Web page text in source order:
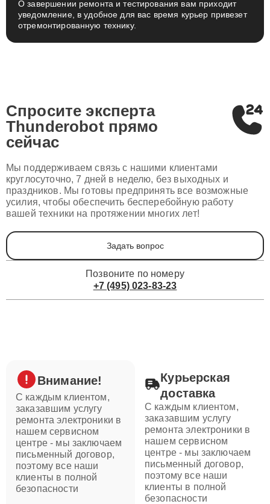
О завершении ремонта и тестирования вам приходит
уведомление, в удобное для вас время курьер привезет
отремонтированную технику.
Спросите эксперта
Thunderobot прямо
сейчас
Мы поддерживаем связь с нашими клиентами
круглосуточно, 7 дней в неделю, без выходных и
праздников. Мы готовы предпринять все возможные
усилия, чтобы обеспечить бесперебойную работу
вашей техники на протяжении многих лет!
Задать вопрос
Позвоните по номеру
+7 (495) 023-83-23
Внимание!
С каждым клиентом,
заказавшим услугу
ремонта электроники в
нашем сервисном
центре - мы заключаем
письменный договор,
поэтому все наши
клиенты в полной
безопасности
Курьерская
доставка
С каждым клиентом,
заказавшим услугу
ремонта электроники в
нашем сервисном
центре - мы заключаем
письменный договор,
поэтому все наши
клиенты в полной
безопасности